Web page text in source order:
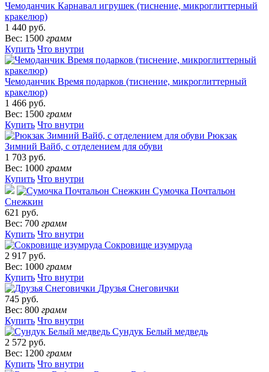
Чемоданчик Карнавал игрушек (тиснение, микроглиттерный
кракелюр)
1 440 руб.
Вес: 1500 грамм
Купить Что внутри
Чемоданчик Время подарков (тиснение, микроглиттерный
кракелюр)
1 466 руб.
Вес: 1500 грамм
Купить Что внутри
Рюкзак
Зимний Вайб, с отделением для обуви
1 703 руб.
Вес: 1000 грамм
Купить Что внутри
Сумочка Почтальон
Снежкин
621 руб.
Вес: 700 грамм
Купить Что внутри
Сокровище изумруда
2 917 руб.
Вес: 1000 грамм
Купить Что внутри
Друзья Снеговички
745 руб.
Вес: 800 грамм
Купить Что внутри
Сундук Белый медведь
2 572 руб.
Вес: 1200 грамм
Купить Что внутри